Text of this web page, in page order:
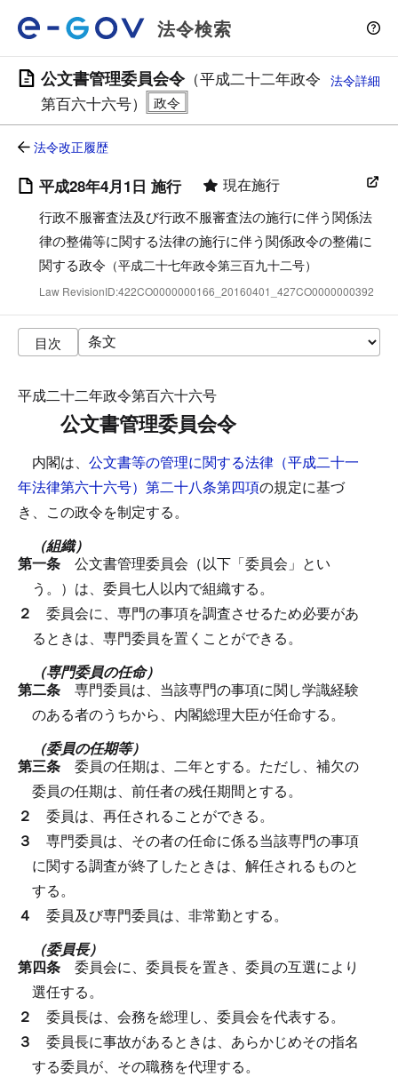
法令検索
公文書管理委員会令（平成二十二年政令
第百六十六号）
法令詳細
法令改正履歴
平成28年4月1日 施行 現在施行
行政不服審査法及び行政不服審査法の施行に伴う関係法
律の整備等に関する法律の施行に伴う関係政令の整備に
関する政令 （平成二十七年政令第三百九十二号）
Law RevisionID:422CO0000000166_20160401_427CO0000000392
目次
平成二十二年政令第百六十六号
公文書管理委員会令
内閣は、 公文書等の管理に関する法律（平成二十一
年法律第六十六号）第二十八条第四項の規定に基づ
き、この政令を制定する。
（組織）
第一条 公文書管理委員会（以下「委員会」とい
う。）は、委員七人以内で組織する。
２ 委員会に、専門の事項を調査させるため必要があ
るときは、専門委員を置くことができる。
（専門委員の任命）
第二条 専門委員は、当該専門の事項に関し学識経験
のある者のうちから、内閣総理大臣が任命する。
（委員の任期等）
第三条 委員の任期は、二年とする。 ただし、補欠の
委員の任期は、前任者の残任期間とする。
２ 委員は、再任されることができる。
３ 専門委員は、その者の任命に係る当該専門の事項
に関する調査が終了したときは、解任されるものと
する。
４ 委員及び専門委員は、非常勤とする。
（委員長）
第四条 委員会に、委員長を置き、委員の互選により
選任する。
２ 委員長は、会務を総理し、委員会を代表する。
３ 委員長に事故があるときは、あらかじめその指名
する委員が、その職務を代理する。